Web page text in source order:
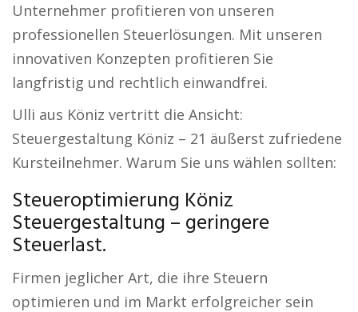
Unternehmer profitieren von unseren
professionellen Steuerlösungen. Mit unseren
innovativen Konzepten profitieren Sie
langfristig und rechtlich einwandfrei.
Ulli aus Köniz vertritt die Ansicht:
Steuergestaltung Köniz – 21 äußerst zufriedene
Kursteilnehmer. Warum Sie uns wählen sollten:
Steueroptimierung Köniz
Steuergestaltung – geringere
Steuerlast.
Firmen jeglicher Art, die ihre Steuern
optimieren und im Markt erfolgreicher sein